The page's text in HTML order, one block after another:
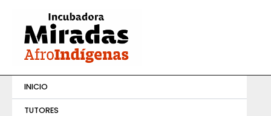
contenido
INICIO
TUTORES